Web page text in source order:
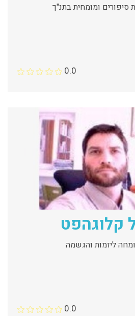
ומומחית בתנ"ך
0.0
קלוגהפט
ליזמות והגשמה
0.0